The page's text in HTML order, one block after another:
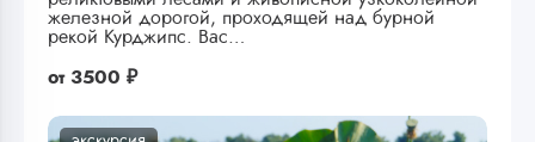
железной дорогой, проходящей над бурной
рекой Курджипс. Вас…
от 3500 ₽